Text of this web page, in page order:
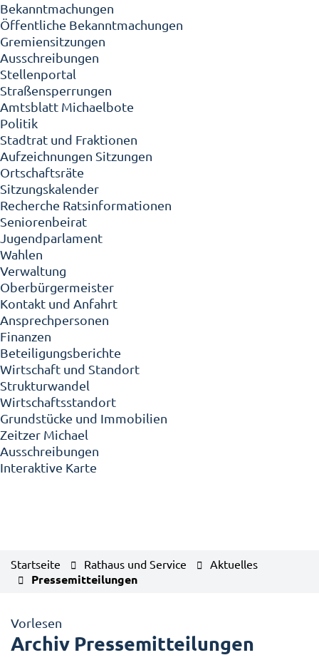
Bekanntmachungen
Öffentliche Bekanntmachungen
Gremiensitzungen
Ausschreibungen
Stellenportal
Straßensperrungen
Amtsblatt Michaelbote
Politik
Stadtrat und Fraktionen
Aufzeichnungen Sitzungen
Ortschaftsräte
Sitzungskalender
Recherche Ratsinformationen
Seniorenbeirat
Jugendparlament
Wahlen
Verwaltung
Oberbürgermeister
Kontakt und Anfahrt
Ansprechpersonen
Finanzen
Beteiligungsberichte
Wirtschaft und Standort
Strukturwandel
Wirtschaftsstandort
Grundstücke und Immobilien
Zeitzer Michael
Ausschreibungen
Interaktive Karte
Startseite Rathaus und Service Aktuelles
Pressemitteilungen
Vorlesen
Archiv Pressemitteilungen